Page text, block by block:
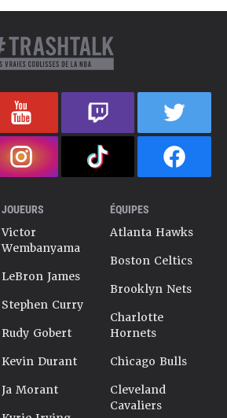
JOUEURS
Victor
Wembanyama
LeBron James
Stephen Curry
Rudy Gobert
Kevin Durant
Ja Morant
ÉQUIPES
Atlanta Hawks
Boston Celtics
Brooklyn Nets
Charlotte
Hornets
Chicago Bulls
Cleveland
Cavaliers